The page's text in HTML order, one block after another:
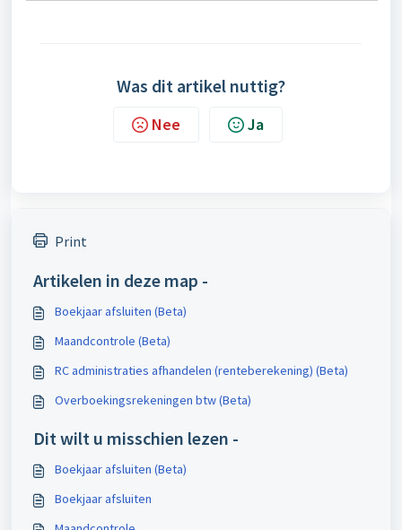
Was dit artikel nuttig?
Nee Ja
Print
Artikelen in deze map -
Boekjaar afsluiten (Beta)
Maandcontrole (Beta)
RC administraties afhandelen (renteberekening) (Beta)
Overboekingsrekeningen btw (Beta)
Dit wilt u misschien lezen -
Boekjaar afsluiten (Beta)
Boekjaar afsluiten